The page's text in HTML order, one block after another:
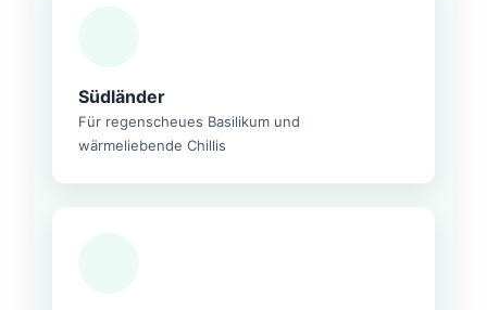
Südländer
Für regenscheues Basilikum und
wärmeliebende Chillis